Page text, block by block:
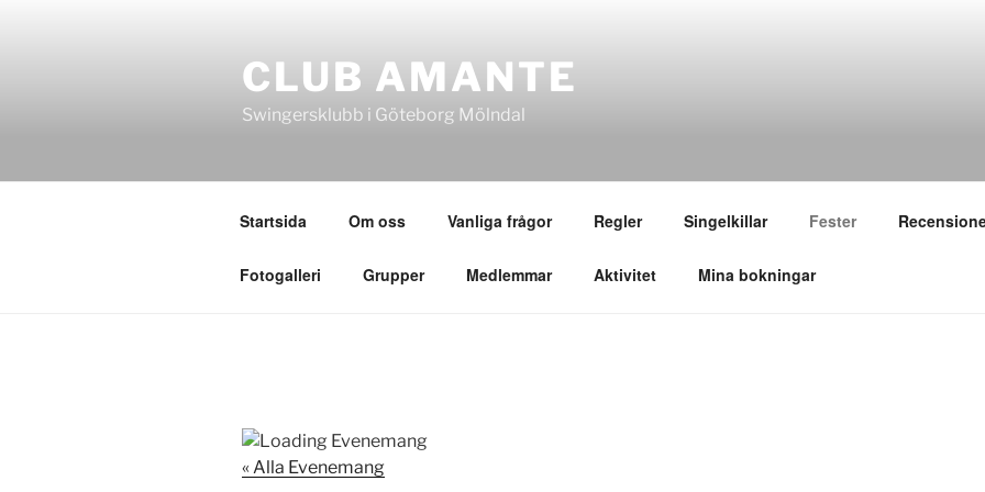
CLUB AMANTE
Swingersklubb i Göteborg Mölndal
Startsida Om oss Vanliga frågor Regler Singelkillar Fester
Fotogalleri Grupper Medlemmar Aktivitet Mina bokningar
« Alla Evenemang